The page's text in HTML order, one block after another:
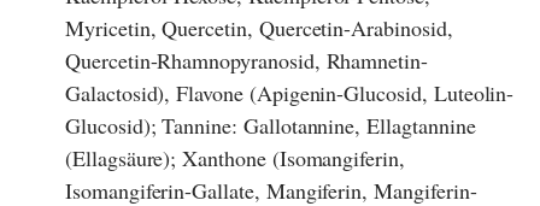
Myricetin, Quercetin, Quercetin-Arabinosid,
Quercetin-Rhamnopyranosid, Rhamnetin-
Galactosid), Flavone (Apigenin-Glucosid, Luteolin-
Glucosid); Tannine: Gallotannine, Ellagtannine
(Ellagsäure); Xanthone (Isomangiferin,
Isomangiferin-Gallate, Mangiferin, Mangiferin-